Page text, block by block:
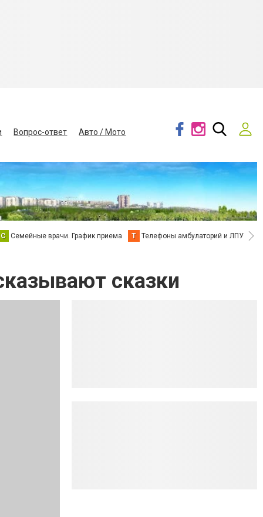
Вопрос-ответ
Авто / Мото
С Семейные врачи. График приема Т Телефоны амбулаторий и ЛПУ В
сказки